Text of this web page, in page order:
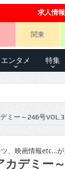
求人情
関東
エンタメ 特集
ミー～246号VOL.3
、映画情報etc…が
カデミー